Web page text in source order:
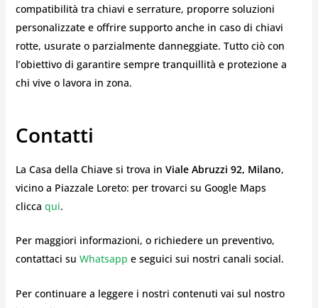
compatibilità tra chiavi e serrature, proporre soluzioni
personalizzate e offrire supporto anche in caso di chiavi
rotte, usurate o parzialmente danneggiate. Tutto ciò con
l’obiettivo di garantire sempre tranquillità e protezione a
chi vive o lavora in zona.
Contatti
La Casa della Chiave si trova in Viale Abruzzi 92, Milano,
vicino a Piazzale Loreto: per trovarci su Google Maps
clicca qui.
Per maggiori informazioni, o richiedere un preventivo,
contattaci su Whatsapp e seguici sui nostri canali social.
Per continuare a leggere i nostri contenuti vai sul nostro